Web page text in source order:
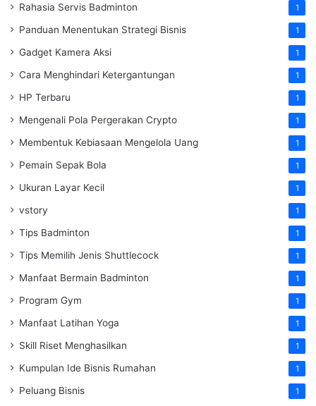
Rahasia Servis Badminton 1
Panduan Menentukan Strategi Bisnis 1
Gadget Kamera Aksi 1
Cara Menghindari Ketergantungan 1
HP Terbaru 1
Mengenali Pola Pergerakan Crypto 1
Membentuk Kebiasaan Mengelola Uang 1
Pemain Sepak Bola 1
Ukuran Layar Kecil 1
vstory 1
Tips Badminton 1
Tips Memilih Jenis Shuttlecock 1
Manfaat Bermain Badminton 1
Program Gym 1
Manfaat Latihan Yoga 1
Skill Riset Menghasilkan 1
Kumpulan Ide Bisnis Rumahan 1
Peluang Bisnis 1